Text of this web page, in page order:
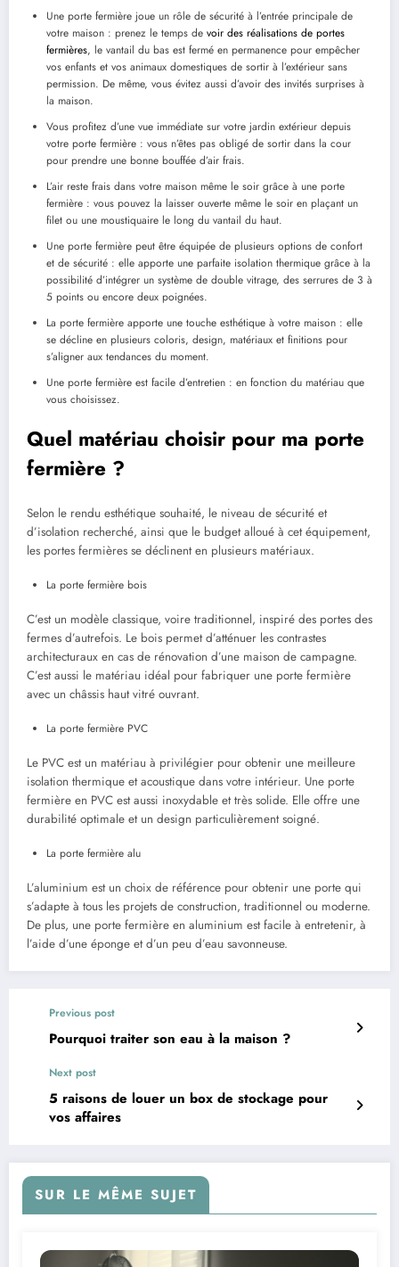
Une porte fermière joue un rôle de sécurité à l’entrée principale de
votre maison : prenez le temps de voir des réalisations de portes
fermières, le vantail du bas est fermé en permanence pour empêcher
vos enfants et vos animaux domestiques de sortir à l’extérieur sans
permission. De même, vous évitez aussi d’avoir des invités surprises à
la maison.
Vous profitez d’une vue immédiate sur votre jardin extérieur depuis
votre porte fermière : vous n’êtes pas obligé de sortir dans la cour
pour prendre une bonne bouffée d’air frais.
L’air reste frais dans votre maison même le soir grâce à une porte
fermière : vous pouvez la laisser ouverte même le soir en plaçant un
filet ou une moustiquaire le long du vantail du haut.
Une porte fermière peut être équipée de plusieurs options de confort
et de sécurité : elle apporte une parfaite isolation thermique grâce à la
possibilité d’intégrer un système de double vitrage, des serrures de 3 à
5 points ou encore deux poignées.
La porte fermière apporte une touche esthétique à votre maison : elle
se décline en plusieurs coloris, design, matériaux et finitions pour
s’aligner aux tendances du moment.
Une porte fermière est facile d’entretien : en fonction du matériau que
vous choisissez.
Quel matériau choisir pour ma porte
fermière ?
Selon le rendu esthétique souhaité, le niveau de sécurité et
d’isolation recherché, ainsi que le budget alloué à cet équipement,
les portes fermières se déclinent en plusieurs matériaux.
La porte fermière bois
C’est un modèle classique, voire traditionnel, inspiré des portes des
fermes d’autrefois. Le bois permet d’atténuer les contrastes
architecturaux en cas de rénovation d’une maison de campagne.
C’est aussi le matériau idéal pour fabriquer une porte fermière
avec un châssis haut vitré ouvrant.
La porte fermière PVC
Le PVC est un matériau à privilégier pour obtenir une meilleure
isolation thermique et acoustique dans votre intérieur. Une porte
fermière en PVC est aussi inoxydable et très solide. Elle offre une
durabilité optimale et un design particulièrement soigné.
La porte fermière alu
L’aluminium est un choix de référence pour obtenir une porte qui
s’adapte à tous les projets de construction, traditionnel ou moderne.
De plus, une porte fermière en aluminium est facile à entretenir, à
l’aide d’une éponge et d’un peu d’eau savonneuse.
Previous post
Pourquoi traiter son eau à la maison ?
Next post
5 raisons de louer un box de stockage pour
vos affaires
SUR LE MÊME SUJET